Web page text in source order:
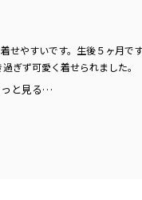
せやすいです。生後５ヶ月で
ぎず可愛く着せられました。
と見る…